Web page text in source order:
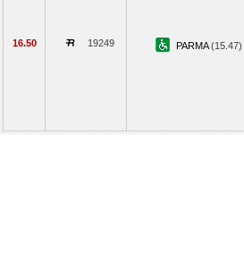
16.50 19249 PARMA(15.47)